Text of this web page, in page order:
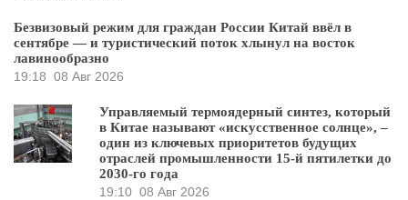
Безвизовый режим для граждан России Китай ввёл в
сентябре — и туристический поток хлынул на восток
лавинообразно
19:18 08 Авг 2026
Управляемый термоядерный синтез, который
в Китае называют «искусственное солнце», –
один из ключевых приоритетов будущих
отраслей промышленности 15-й пятилетки до
2030-го года
19:10 08 Авг 2026